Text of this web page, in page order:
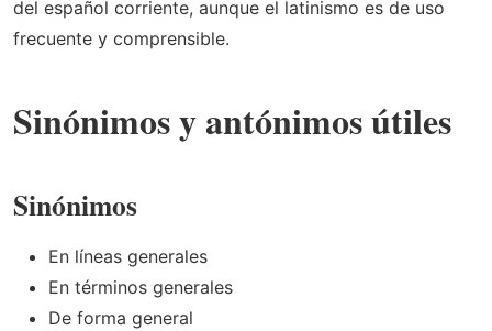
del español corriente, aunque el latinismo es de uso
frecuente y comprensible.
Sinónimos y antónimos útiles
Sinónimos
En líneas generales
En términos generales
De forma general